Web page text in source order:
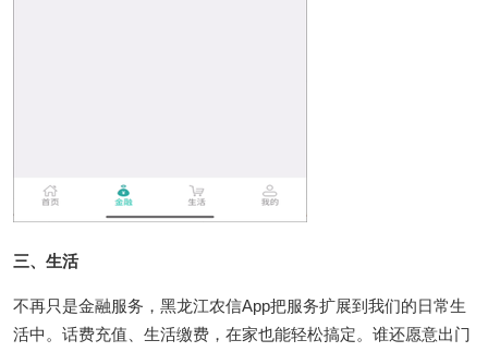
三、生活
不再只是金融服务，黑龙江农信App把服务扩展到我们的日常生
活中。话费充值、生活缴费，在家也能轻松搞定。谁还愿意出门